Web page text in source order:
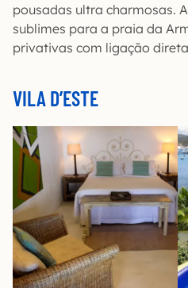
pousadas ultra charmosas.
sublimes para a praia da
privativas com ligação
VILA D’ESTE